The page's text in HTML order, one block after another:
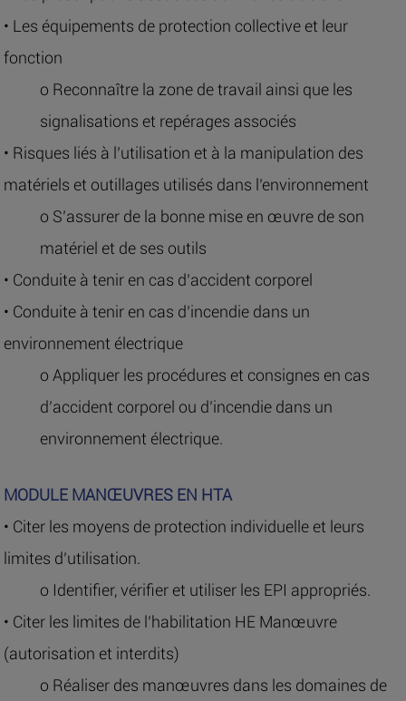
• Les équipements de protection collective et leur
fonction
o Reconnaître la zone de travail ainsi que les
signalisations et repérages associés
• Risques liés à l’utilisation et à la manipulation des
matériels et outillages utilisés dans l’environnement
o S’assurer de la bonne mise en œuvre de son
matériel et de ses outils
• Conduite à tenir en cas d’accident corporel
• Conduite à tenir en cas d’incendie dans un
environnement électrique
o Appliquer les procédures et consignes en cas
d’accident corporel ou d’incendie dans un
environnement électrique.
MODULE MANŒUVRES EN HTA
• Citer les moyens de protection individuelle et leurs
limites d’utilisation.
o Identifier, vérifier et utiliser les EPI appropriés.
• Citer les limites de l’habilitation HE Manœuvre
(autorisation et interdits)
o Réaliser des manœuvres dans les domaines de